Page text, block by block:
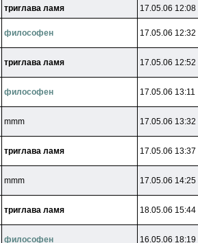
тpиrлaвa лaмя 17.05.06 12:08
филocoфeн 17.05.06 12:32
тpиrлaвa лaмя 17.05.06 12:52
филocoфeн 17.05.06 13:11
mmm 17.05.06 13:32
тpиrлaвa лaмя 17.05.06 13:37
mmm 17.05.06 14:25
тpиrлaвa лaмя 18.05.06 15:44
филocoфeн 16.05.06 18:19